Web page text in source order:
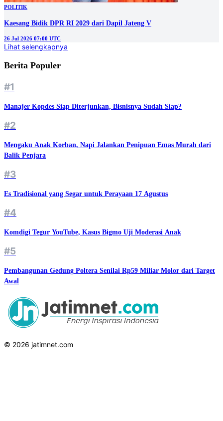
POLITIK
Kaesang Bidik DPR RI 2029 dari Dapil Jateng V
26 Jul 2026 07:00 UTC
Lihat selengkapnya
Berita Populer
#1
Manajer Kopdes Siap Diterjunkan, Bisnisnya Sudah Siap?
#2
Mengaku Anak Korban, Napi Jalankan Penipuan Emas Murah dari
Balik Penjara
#3
Es Tradisional yang Segar untuk Perayaan 17 Agustus
#4
Komdigi Tegur YouTube, Kasus Bigmo Uji Moderasi Anak
#5
Pembangunan Gedung Poltera Senilai Rp59 Miliar Molor dari Target
Awal
© 2026 jatimnet.com